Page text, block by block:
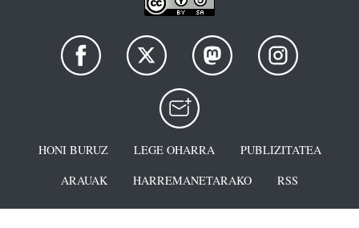
HONI BURUZ LEGE OHARRA
PUBLIZITATEA
ARAUAK
HARREMANETARAKO RSS